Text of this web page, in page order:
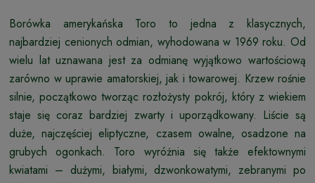
Borówka amerykańska Toro to jedna z klasycznych,
najbardziej cenionych odmian, wyhodowana w 1969 roku. Od
wielu lat uznawana jest za odmianę wyjątkowo wartościową
zarówno w uprawie amatorskiej, jak i towarowej. Krzew rośnie
silnie, początkowo tworząc rozłożysty pokrój, który z wiekiem
staje się coraz bardziej zwarty i uporządkowany. Liście są
duże, najczęściej eliptyczne, czasem owalne, osadzone na
grubych ogonkach. Toro wyróżnia się także efektownymi
kwiatami – dużymi, białymi, dzwonkowatymi, zebranymi po